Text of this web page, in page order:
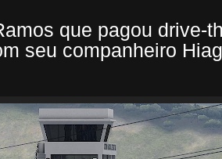
que pagou drive-
seu companheiro